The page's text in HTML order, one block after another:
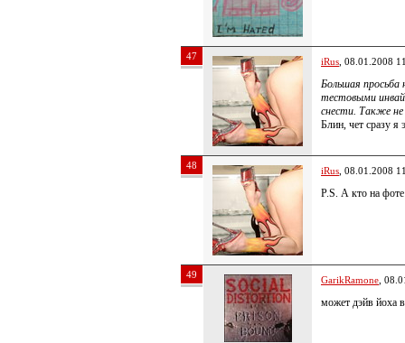
47 iRus , 08.01.2008
Большая просьба
тестовыми
снести. Также
Блин, чет сразу я
48 iRus , 08.01.2008
P.S. А кто на
49 GarikRamone ,
может дэйв йоха